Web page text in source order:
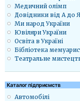
Медичний олімп
Довідники від А до Я
Ми народ України
Ювіляри України
Освіта в Україні
Бібліотека
Театральне
Каталог підприємств
Автомобілі